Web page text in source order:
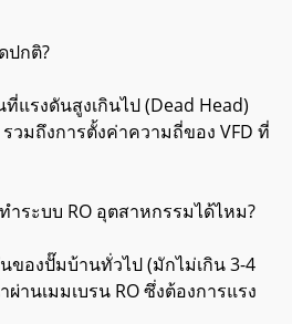
ปกติ?
แรงดันสูงเกินไป (Dead Head)
วมถึงการตั้งค่าความถี่ของ VFD ที่
ระบบ RO อุตสาหกรรมได้ไหม?
ของปั๊มบ้านทั่วไป (มักไม่เกิน 3-4
านเมมเบรน RO ซึ่งต้องการแรง